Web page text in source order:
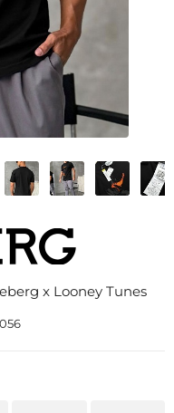
x Looney Tunes